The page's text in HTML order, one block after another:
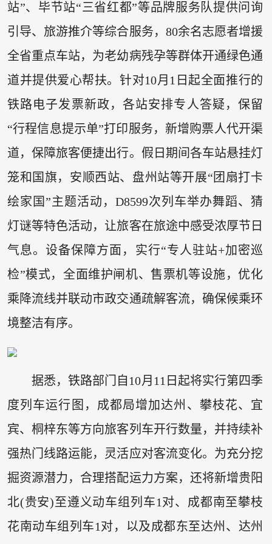
站”、毕节站“三省红都”等品牌服务队提供问询
引导、旅游推介等综合服务，80余名志愿者增援
全省重点车站，为老幼病残孕等群体开通绿色通
道并提供爱心帮扶。针对10月1日起全面推行的
铁路电子发票新政，各站安排专人答疑，保留
“行程信息提示单”打印服务，新增购票人代开渠
道，保障旅客便捷出行。假日期间各车站悬挂灯
笼和国旗，安顺西站、盘州站等开展“团扇打卡
绘家国”主题活动，D8599次列车举办舞蹈、猜
灯谜等特色活动，让旅客在旅途中感受浓厚节日
气息。设备保障方面，实行“专人驻站+加密巡
检”模式，全面维护闸机、售票机等设施，优化
乘降流线并联动市政交通疏解客流，确保候乘环
境整洁有序。
据悉，铁路部门自10月11日起将实行第四季
度列车运行图，成都局增加达州、攀枝花、宜
宾、桐梓东等方向旅客列车开行数量，并持续补
强热门线路运能，灵活应对客流变化。为充分挖
掘资源潜力，合理搭配运力方案，还将新增贵阳
北(贵安)至遵义动车组列车1对、成都南至攀枝
花南动车组列车1对，以及成都东至达州、达州